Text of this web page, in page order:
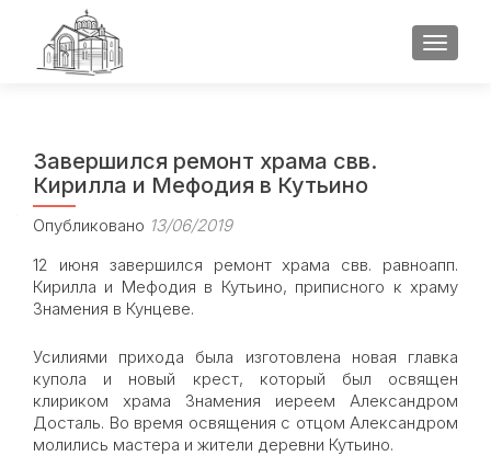
Завершился ремонт храма свв.
Кирилла и Мефодия в Кутьино
Опубликовано 13/06/2019
12 июня завершился ремонт храма свв. равноапп.
Кирилла и Мефодия в Кутьино, приписного к храму
Знамения в Кунцеве.
Усилиями прихода была изготовлена новая главка
купола и новый крест, который был освящен
клириком храма Знамения иереем Александром
Досталь. Во время освящения с отцом Александром
молились мастера и жители деревни Кутьино.